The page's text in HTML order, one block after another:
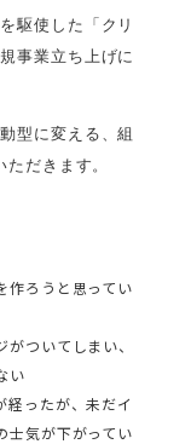
駆使した「クリ
事業立ち上げに
型に変える、組
だきます。
作ろうと思ってい
ついてしまい、
い
経ったが、未だイ
士気が下がってい